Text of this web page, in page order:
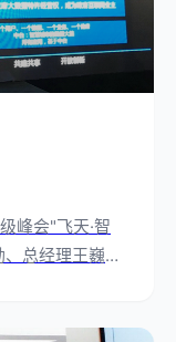
峰会"飞天·智
总经理王巍分